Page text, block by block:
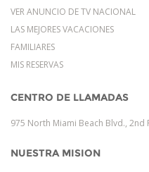
VER ANUNCIO DE TV NACIONAL
LAS MEJORES VACACIONES
FAMILIARES
MIS RESERVAS
CENTRO DE LLAMADAS
975 North Miami Beach Blvd.,
NUESTRA MISION